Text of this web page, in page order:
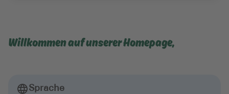
Willkommen auf unserer Homepage,
Sprache